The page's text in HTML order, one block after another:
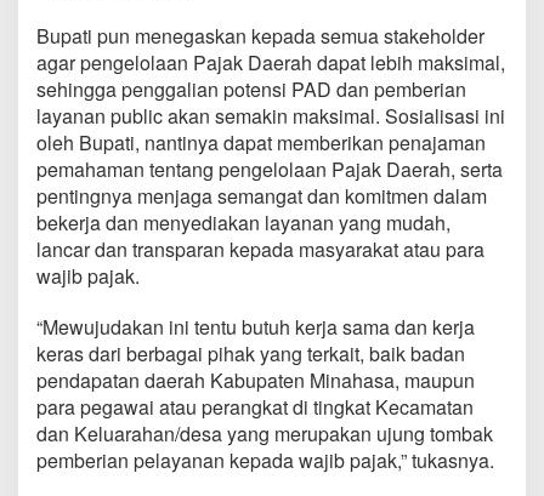
Bupati pun menegaskan kepada semua stakeholder
agar pengelolaan Pajak Daerah dapat lebih maksimal,
sehingga penggalian potensi PAD dan pemberian
layanan public akan semakin maksimal. Sosialisasi ini
oleh Bupati, nantinya dapat memberikan penajaman
pemahaman tentang pengelolaan Pajak Daerah, serta
pentingnya menjaga semangat dan komitmen dalam
bekerja dan menyediakan layanan yang mudah,
lancar dan transparan kepada masyarakat atau para
wajib pajak.
“Mewujudakan ini tentu butuh kerja sama dan kerja
keras dari berbagai pihak yang terkait, baik badan
pendapatan daerah Kabupaten Minahasa, maupun
para pegawai atau perangkat di tingkat Kecamatan
dan Keluarahan/desa yang merupakan ujung tombak
pemberian pelayanan kepada wajib pajak,” tukasnya.